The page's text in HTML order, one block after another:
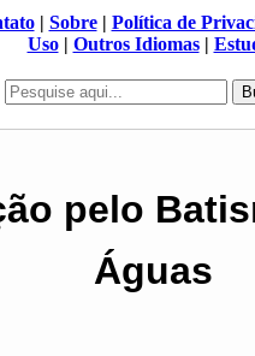
| Sobre| Política de
Uso| Outros Idiomas|
pelo
Águas